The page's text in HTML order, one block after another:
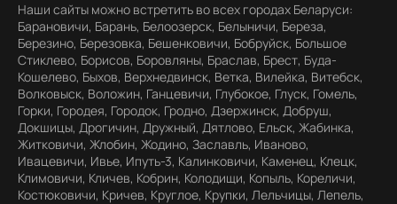
Наши сайты можно встретить во всех городах Беларуси:
Барановичи, Барань, Белоозерск, Белыничи, Береза,
Березино, Березовка, Бешенковичи, Бобруйск, Большое
Стиклево, Борисов, Боровляны, Браслав, Брест, Буда-
Кошелево, Быхов, Верхнедвинск, Ветка, Вилейка, Витебск,
Волковыск, Воложин, Ганцевичи, Глубокое, Глуск, Гомель,
Горки, Городея, Городок, Гродно, Дзержинск, Добруш,
Докшицы, Дрогичин, Дружный, Дятлово, Ельск, Жабинка,
Житковичи, Жлобин, Жодино, Заславль, Иваново,
Ивацевичи, Ивье, Ипуть-3, Калинковичи, Каменец, Клецк,
Климовичи, Кличев, Кобрин, Колодищи, Копыль, Кореличи,
Костюковичи, Кричев, Круглое, Крупки, Лельчицы, Лепель,